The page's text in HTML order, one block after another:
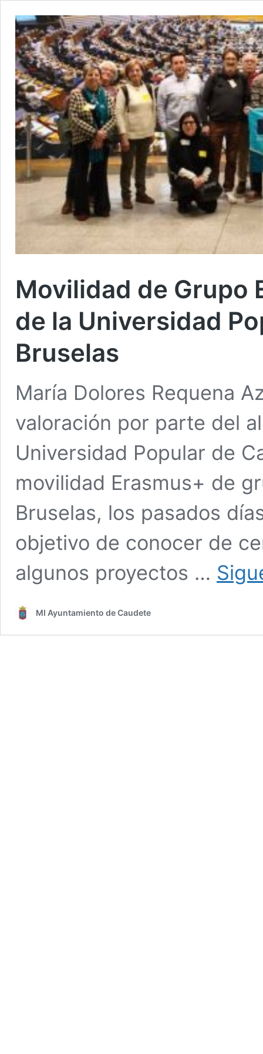
Movilidad de Grupo
de la Universidad
Bruselas
María Dolores Requena
valoración por parte del
Universidad Popular de
movilidad Erasmus+ de
Bruselas, los pasados
objetivo de conocer de
algunos proyectos …
MI Ayuntamiento de Caudete